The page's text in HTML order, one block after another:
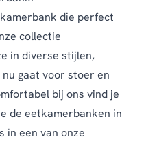
die perfect
collectie
in diverse stijlen,
gaat voor stoer en
bij ons vind je
de eetkamerbanken in
in een van onze